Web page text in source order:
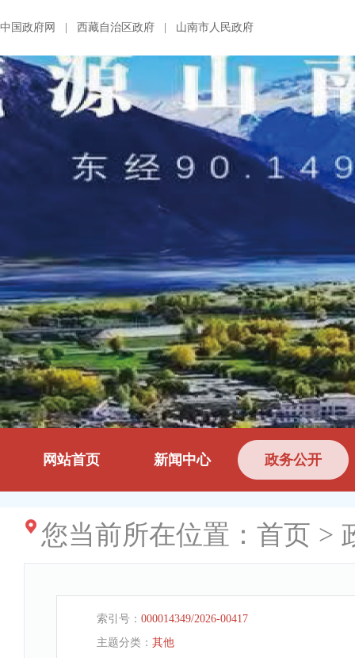
中国政府网 西藏自治区政府 山南市人民政府
网站首页 新闻中心 政务公开
您当前所在位置： 首页 >
索引号： 000014349/2026-00417
主题分类： 其他